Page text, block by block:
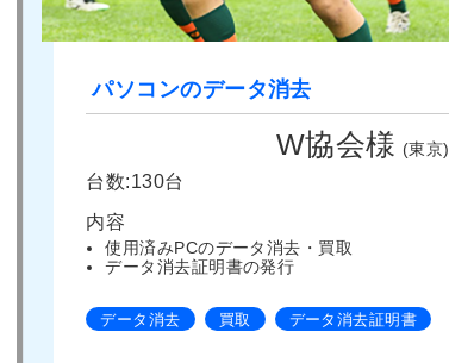
パソコンのデータ消去
W協会様 (東京)
台数:130台
内容
使用済みPCのデータ消去・買取
データ消去証明書の発行
データ消去 買取 データ消去証明書